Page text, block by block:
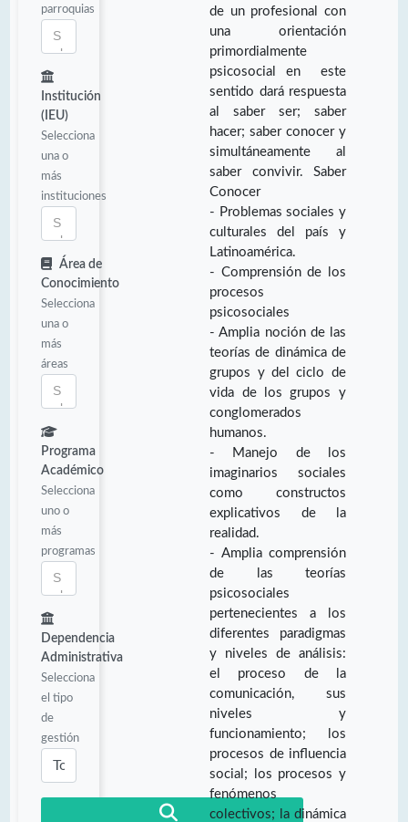
parroquias
Institución
(IEU)
Selecciona
una o
más
instituciones
Área de
Conocimiento
Selecciona
una o
más
áreas
Programa
Académico
Selecciona
uno o
más
programas
Dependencia
Administrativa
Selecciona
el tipo
de
gestión
de un profesional con
una orientación
primordialmente
psicosocial en este
sentido dará respuesta
al saber ser; saber
hacer; saber conocer y
simultáneamente al
saber convivir. Saber
Conocer
- Problemas sociales y
culturales del país y
Latinoamérica.
- Comprensión de los
procesos
psicosociales
- Amplia noción de las
teorías de dinámica de
grupos y del ciclo de
vida de los grupos y
conglomerados
humanos.
- Manejo de los
imaginarios sociales
como constructos
explicativos de la
realidad.
- Amplia comprensión
de las teorías
psicosociales
pertenecientes a los
diferentes paradigmas
y niveles de análisis:
el proceso de la
comunicación, sus
niveles y
funcionamiento; los
procesos de influencia
social; los procesos y
fenómenos
colectivos; la dinámica